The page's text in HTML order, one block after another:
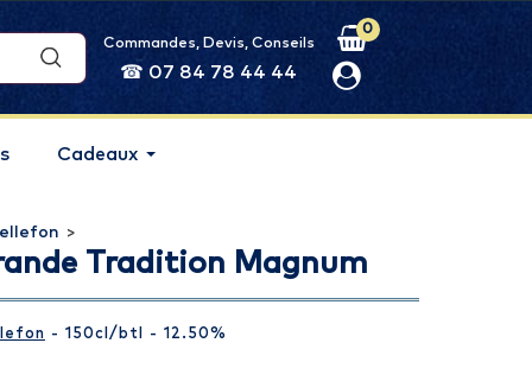
Commandes, Devis, Conseils
☎ 07 84 78 44 44
0
Cadeaux
>
Tradition Magnum
- 150cl /btl - 12.50%